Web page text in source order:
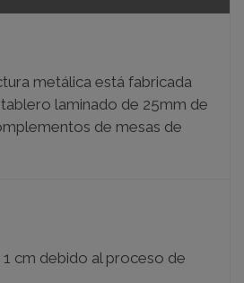
metálica está fabricada
laminado de 25mm de
de mesas de
cm debido al proceso de